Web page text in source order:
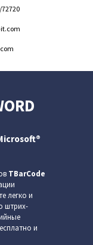
TBarCode
легко и
штрих-
и